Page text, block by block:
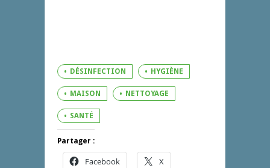
DÉSINFECTION HYGIÈNE
MAISON NETTOYAGE
SANTÉ
Partager :
Facebook X